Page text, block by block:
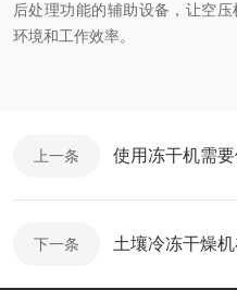
后处理功能的辅助设备，让空
环境和工作效率。
上一条 使用冻干机需
下一条